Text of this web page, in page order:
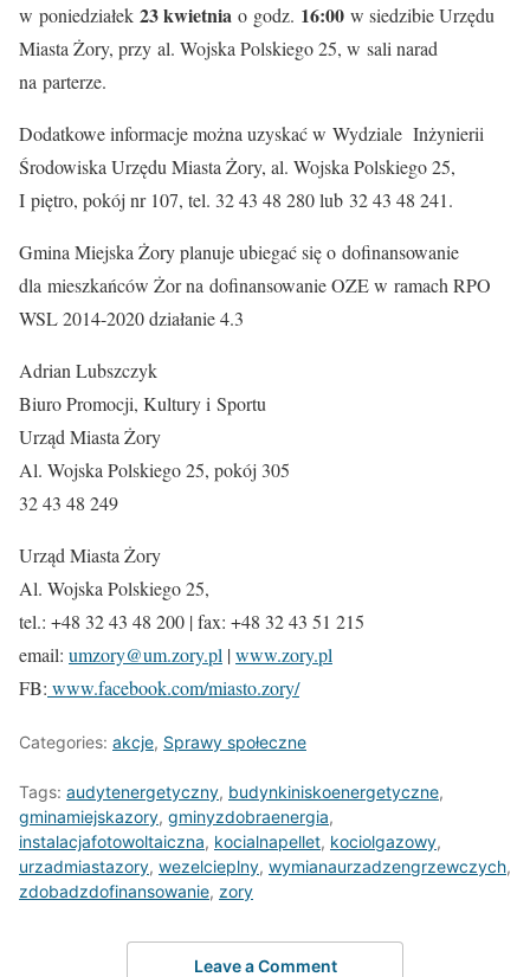
w poniedziałek 23 kwietnia o godz. 16:00 w siedzibie Urzędu
Miasta Żory, przy al. Wojska Polskiego 25, w sali narad
na parterze.
Dodatkowe informacje można uzyskać w Wydziale Inżynierii
Środowiska Urzędu Miasta Żory, al. Wojska Polskiego 25,
I piętro, pokój nr 107, tel. 32 43 48 280 lub 32 43 48 241.
Gmina Miejska Żory planuje ubiegać się o dofinansowanie
dla mieszkańców Żor na dofinansowanie OZE w ramach RPO
WSL 2014-2020 działanie 4.3
Adrian Lubszczyk
Biuro Promocji, Kultury i Sportu
Urząd Miasta Żory
Al. Wojska Polskiego 25, pokój 305
32 43 48 249
Urząd Miasta Żory
Al. Wojska Polskiego 25,
tel.: +48 32 43 48 200 | fax: +48 32 43 51 215
email: umzory@um.zory.pl |www.zory.pl
FB: www.facebook.com/miasto.zory/
Categories: akcje, Sprawy społeczne
Tags: audytenergetyczny, budynkiniskoenergetyczne,
gminamiejskazory, gminyzdobraenergia,
instalacjafotowoltaiczna, kocialnapellet, kociolgazowy,
urzadmiastazory, wezelcieplny, wymianaurzadzengrzewczych,
zdobadzdofinansowanie, zory
Leave a Comment